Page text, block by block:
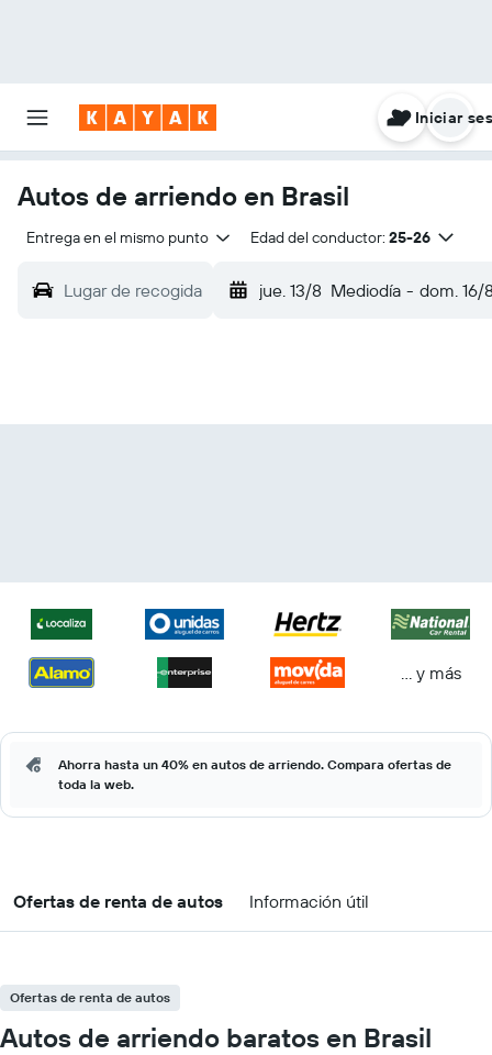
Iniciar
Autos de arriendo en Brasil
Entrega en el mismo punto Edad del conductor: 25-26
Lugar de recogida jue. 13/8 Mediodía - dom. 16/
… y más
Ahorra hasta un 40% en autos de arriendo. Compara ofertas de
toda la web.
Ofertas de renta de autos Información útil
Ofertas de renta de autos
Autos de arriendo baratos en Brasil